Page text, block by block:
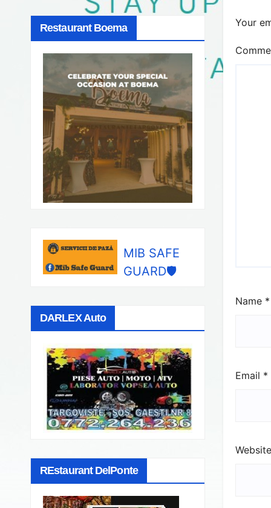
Restaurant Boema
MIB SAFE
GUARD🛡️
DARLEX Auto
REstaurant DelPonte
Your
Name *
Email *
Website